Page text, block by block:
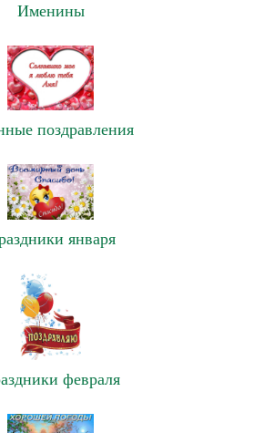
Именины
поздравления
января
февраля